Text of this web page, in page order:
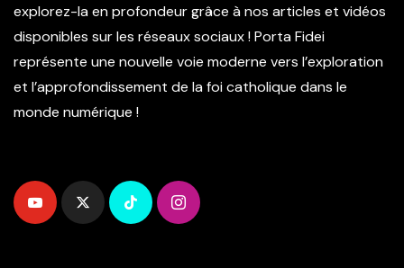
explorez-la en profondeur grâce à nos articles et vidéos
disponibles sur les réseaux sociaux ! Porta Fidei
représente une nouvelle voie moderne vers l’exploration
et l’approfondissement de la foi catholique dans le
monde numérique !